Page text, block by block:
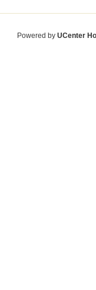
Powered by UCenter